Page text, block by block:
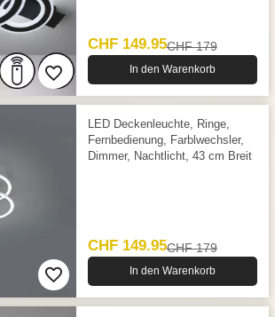
CHF 149.95CHF 179
In den Warenkorb
LED Deckenleuchte, Ringe,
Fernbedienung, Farblwechsler,
Dimmer, Nachtlicht, 43 cm Breit
CHF 149.95CHF 179
In den Warenkorb